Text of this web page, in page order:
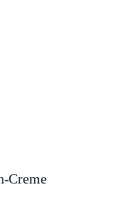
Creme